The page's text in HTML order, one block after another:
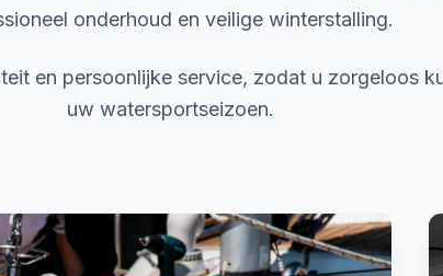
onderhoud en veilige winterstalling.
en persoonlijke service, zodat u zorgeloos
uw watersportseizoen.